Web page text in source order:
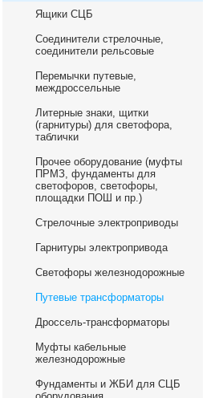
Ящики СЦБ
Соединители стрелочные,
соединители рельсовые
Перемычки путевые,
междроссельные
Литерные знаки, щитки
(гарнитуры) для светофора,
таблички
Прочее оборудование (муфты
ПРМЗ, фундаменты для
светофоров, светофоры,
площадки ПОШ и пр.)
Стрелочные электроприводы
Гарнитуры электропривода
Светофоры железнодорожные
Путевые трансформаторы
Дроссель-трансформаторы
Муфты кабельные
железнодорожные
Фундаменты и ЖБИ для СЦБ